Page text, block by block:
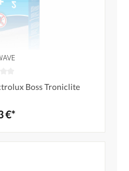
Boss Troniclite
€*